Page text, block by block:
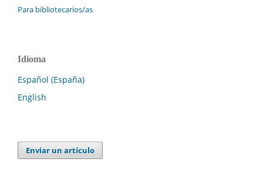
Para bibliotecarios/as
Idioma
Español (España)
English
Enviar un artículo